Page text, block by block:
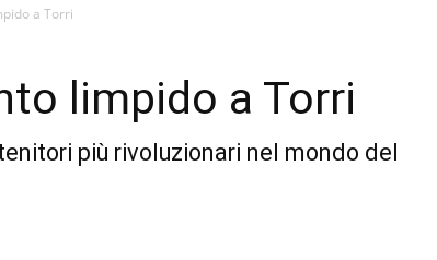
a Torri
limpido a Torri
più rivoluzionari nel mondo del